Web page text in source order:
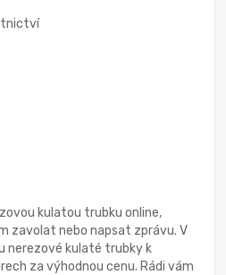
kulatou trubku online,
zavolat nebo napsat zprávu. V
nerezové kulaté trubky k
za výhodnou cenu. Rádi vám